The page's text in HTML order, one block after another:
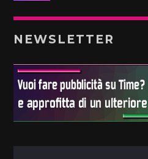
NEWSLETTER